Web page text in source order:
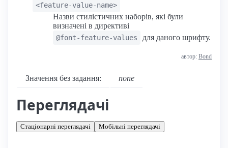
<feature-value-name>
Назви стилістичних наборів, які були
визначені в директиві
@font-feature-values для даного шрифту.
автор: Bond
Значення без задання: none
Переглядачі
Стаціонарні переглядачі Мобільні переглядачі